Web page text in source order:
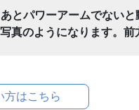
とパワーアームでない
真のようになります。
方はこちら